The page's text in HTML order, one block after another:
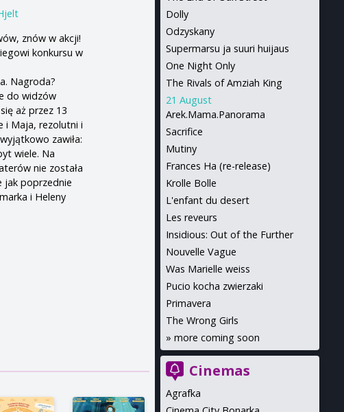
znów w akcji!
konkursu w
Nagroda?
do widzów
aż przez 13
i Maja, rezolutni i
zawiła:
wiele. Na
nie została
jak poprzednie
i Heleny
Dolly
Odzyskany
Supermarsu ja suuri huijaus
One Night Only
The Rivals of Amziah King
21 August
Arek.Mama.Panorama
Sacrifice
Mutiny
Frances Ha (re-release)
Krolle Bolle
L'enfant du desert
Les reveurs
Insidious: Out of the Further
Nouvelle Vague
Was Marielle weiss
Pucio kocha zwierzaki
Primavera
The Wrong Girls
» more coming soon
Cinemas
Agrafka